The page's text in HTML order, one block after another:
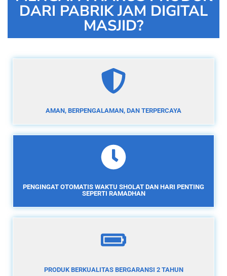
DARI PABRIK JAM DIGITAL
MASJID?
AMAN, BERPENGALAMAN, DAN TERPERCAYA
PENGINGAT OTOMATIS WAKTU SHOLAT DAN HARI PENTING
SEPERTI RAMADHAN
PRODUK BERKUALITAS BERGARANSI 2 TAHUN